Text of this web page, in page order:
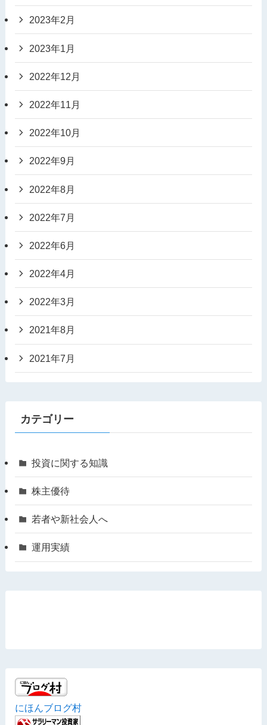
2023年2月
2023年1月
2022年12月
2022年11月
2022年10月
2022年9月
2022年8月
2022年7月
2022年6月
2022年4月
2022年3月
2021年8月
2021年7月
カテゴリー
投資に関する知識
株主優待
若者や新社会人へ
運用実績
にほんブログ村